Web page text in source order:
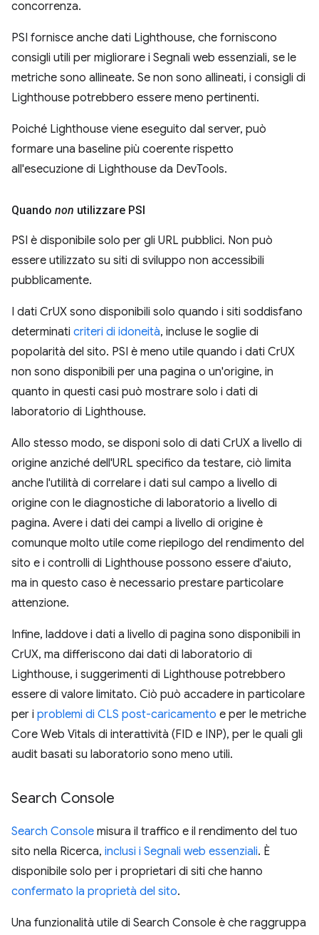
concorrenza.
PSI fornisce anche dati Lighthouse, che forniscono
consigli utili per migliorare i Segnali web essenziali, se le
metriche sono allineate. Se non sono allineati, i consigli di
Lighthouse potrebbero essere meno pertinenti.
Poiché Lighthouse viene eseguito dal server, può
formare una baseline più coerente rispetto
all'esecuzione di Lighthouse da DevTools.
Quando non utilizzare PSI
PSI è disponibile solo per gli URL pubblici. Non può
essere utilizzato su siti di sviluppo non accessibili
pubblicamente.
I dati CrUX sono disponibili solo quando i siti soddisfano
determinati criteri di idoneità, incluse le soglie di
popolarità del sito. PSI è meno utile quando i dati CrUX
non sono disponibili per una pagina o un'origine, in
quanto in questi casi può mostrare solo i dati di
laboratorio di Lighthouse.
Allo stesso modo, se disponi solo di dati CrUX a livello di
origine anziché dell'URL specifico da testare, ciò limita
anche l'utilità di correlare i dati sul campo a livello di
origine con le diagnostiche di laboratorio a livello di
pagina. Avere i dati dei campi a livello di origine è
comunque molto utile come riepilogo del rendimento del
sito e i controlli di Lighthouse possono essere d'aiuto,
ma in questo caso è necessario prestare particolare
attenzione.
Infine, laddove i dati a livello di pagina sono disponibili in
CrUX, ma differiscono dai dati di laboratorio di
Lighthouse, i suggerimenti di Lighthouse potrebbero
essere di valore limitato. Ciò può accadere in particolare
per i problemi di CLS post-caricamento e per le metriche
Core Web Vitals di interattività (FID e INP), per le quali gli
audit basati su laboratorio sono meno utili.
Search Console
Search Console misura il traffico e il rendimento del tuo
sito nella Ricerca, inclusi i Segnali web essenziali. È
disponibile solo per i proprietari di siti che hanno
confermato la proprietà del sito.
Una funzionalità utile di Search Console è che raggruppa